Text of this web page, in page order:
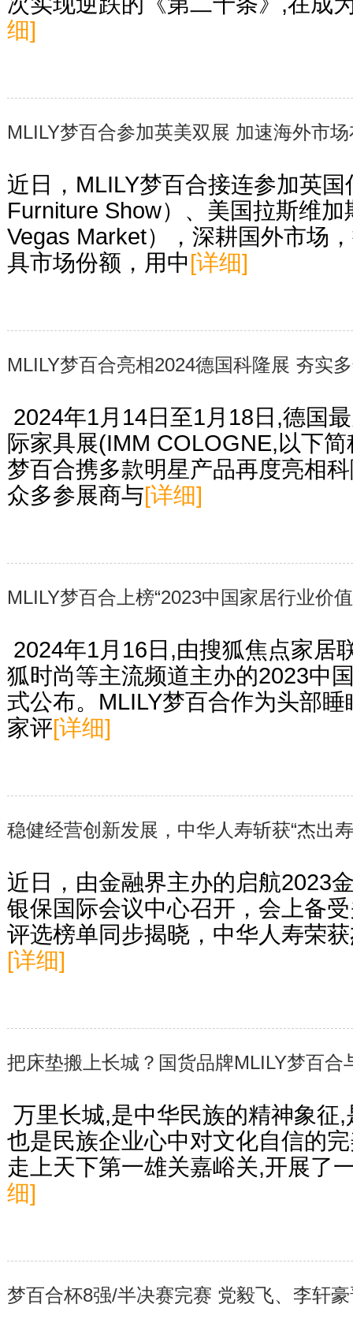
细]
MLILY梦百合参加英美双展 加速海外市
近日，MLILY梦百合接连参加英
Furniture Show）、美国拉斯维
Vegas Market），深耕国外市场
具市场份额，用中[详细]
MLILY梦百合亮相2024德国科隆展 夯实
2024年1月14日至1月18日,德国
际家具展(IMM COLOGNE,以下
梦百合携多款明星产品再度亮相
众多参展商与[详细]
MLILY梦百合上榜“2023中国家居行业价
2024年1月16日,由搜狐焦点家居
狐时尚等主流频道主办的2023中
式公布。MLILY梦百合作为头部
家评[详细]
稳健经营创新发展，中华人寿斩获“杰出
近日，由金融界主办的启航2023
银保国际会议中心召开，会上备
评选榜单同步揭晓，中华人寿荣
[详细]
把床垫搬上长城？国货品牌MLILY梦百合
万里长城,是中华民族的精神象
也是民族企业心中对文化自信的
走上天下第一雄关嘉峪关,开展了
细]
梦百合杯8强/半决赛完赛 党毅飞、李轩